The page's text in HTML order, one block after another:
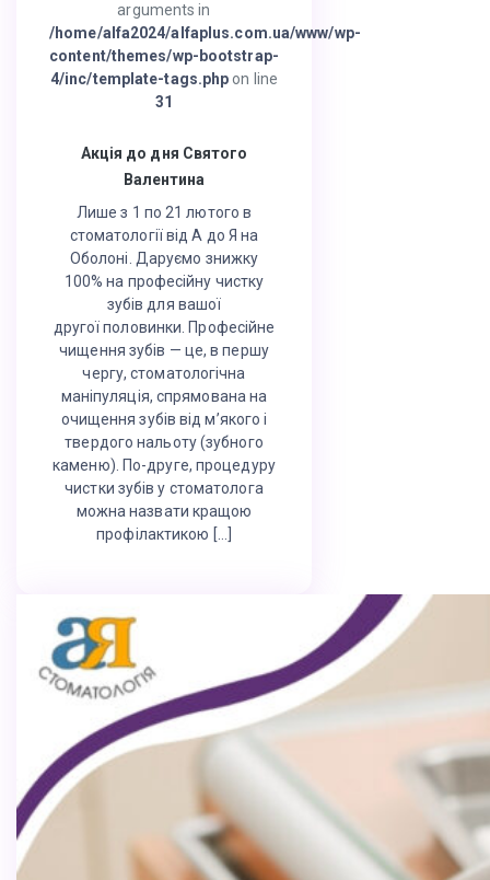
arguments in
/home/alfa2024/alfaplus.com.ua/www/wp-
content/themes/wp-bootstrap-
4/inc/template-tags.php on line
31
Акція до дня Святого
Валентина
Лише з 1 по 21 лютого в
стоматології від А до Я на
Оболоні. Даруємо знижку
100% на професійну чистку
зубів для вашої
другої половинки. Професійне
чищення зубів — це, в першу
чергу, стоматологічна
маніпуляція, спрямована на
очищення зубів від м’якого і
твердого нальоту (зубного
каменю). По-друге, процедуру
чистки зубів у стоматолога
можна назвати кращою
профілактикою […]